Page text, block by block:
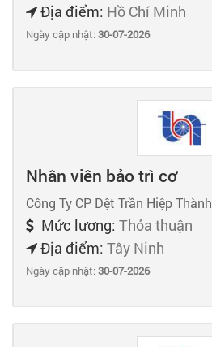
Địa điểm: Hồ Chí Minh
Ngày cập nhật:30-07-2026
Nhân viên bảo trì cơ
Công Ty CP Dệt Trần Hiệp Thành
Mức lương: Thỏa thuận
Địa điểm: Tây Ninh
Ngày cập nhật:30-07-2026